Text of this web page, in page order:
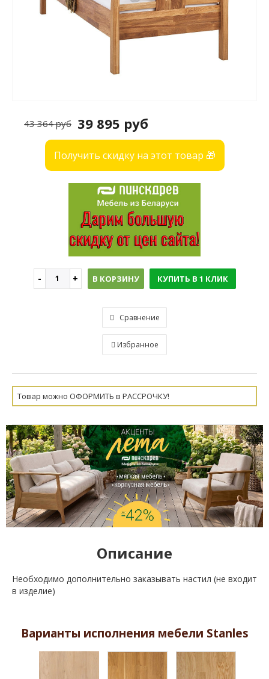
39 895 руб
43 364 руб
Получить скидку на этот товар 🎁
В КОРЗИНУ КУПИТЬ В 1 КЛИК
Сравнение
Избранное
Товар можно ОФОРМИТЬ в РАССРОЧКУ!
Описание
Необходимо дополнительно заказывать настил (не входит
в изделие)
Варианты исполнения мебели Stanles